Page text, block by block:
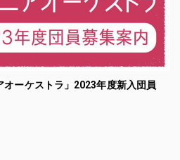
オーケストラ」2023年度新入団員